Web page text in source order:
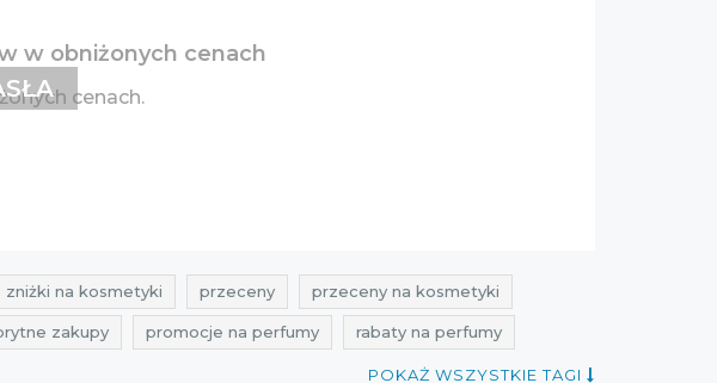
w obniżonych cenach
cenach.
zniżki na kosmetyki przeceny przeceny na kosmetyki
zakupy promocje na perfumy rabaty na perfumy
rabaty perfumesco zniżki perfumesco
POKAŻ WSZYSTKIE TAGI